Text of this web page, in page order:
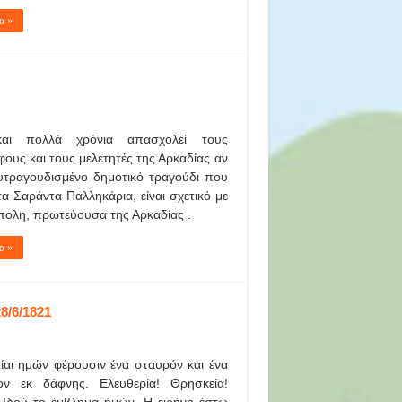
»
πολλά χρόνια απασχολεί τους
και τους μελετητές της Αρκαδίας αν
δημοτικό τραγούδι που
Σαράντα Παλληκάρια, είναι σχετικό με
πρωτεύουσα της Αρκαδίας .
»
6/1821
ημών φέρουσιν ένα σταυρόν και ένα
εκ δάφνης. Ελευθερία! Θρησκεία!